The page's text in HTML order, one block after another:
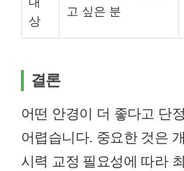
상
고 싶은 분
결론
어떤 안경이 더 좋다고 단
어렵습니다. 중요한 것은
시력 교정 필요성에 따라